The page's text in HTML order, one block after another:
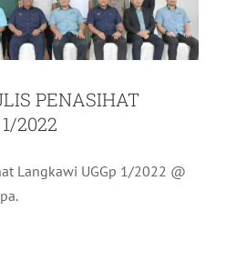
PENASIHAT
2022
Langkawi UGGp 1/2022 @
PERKHIDMATAN